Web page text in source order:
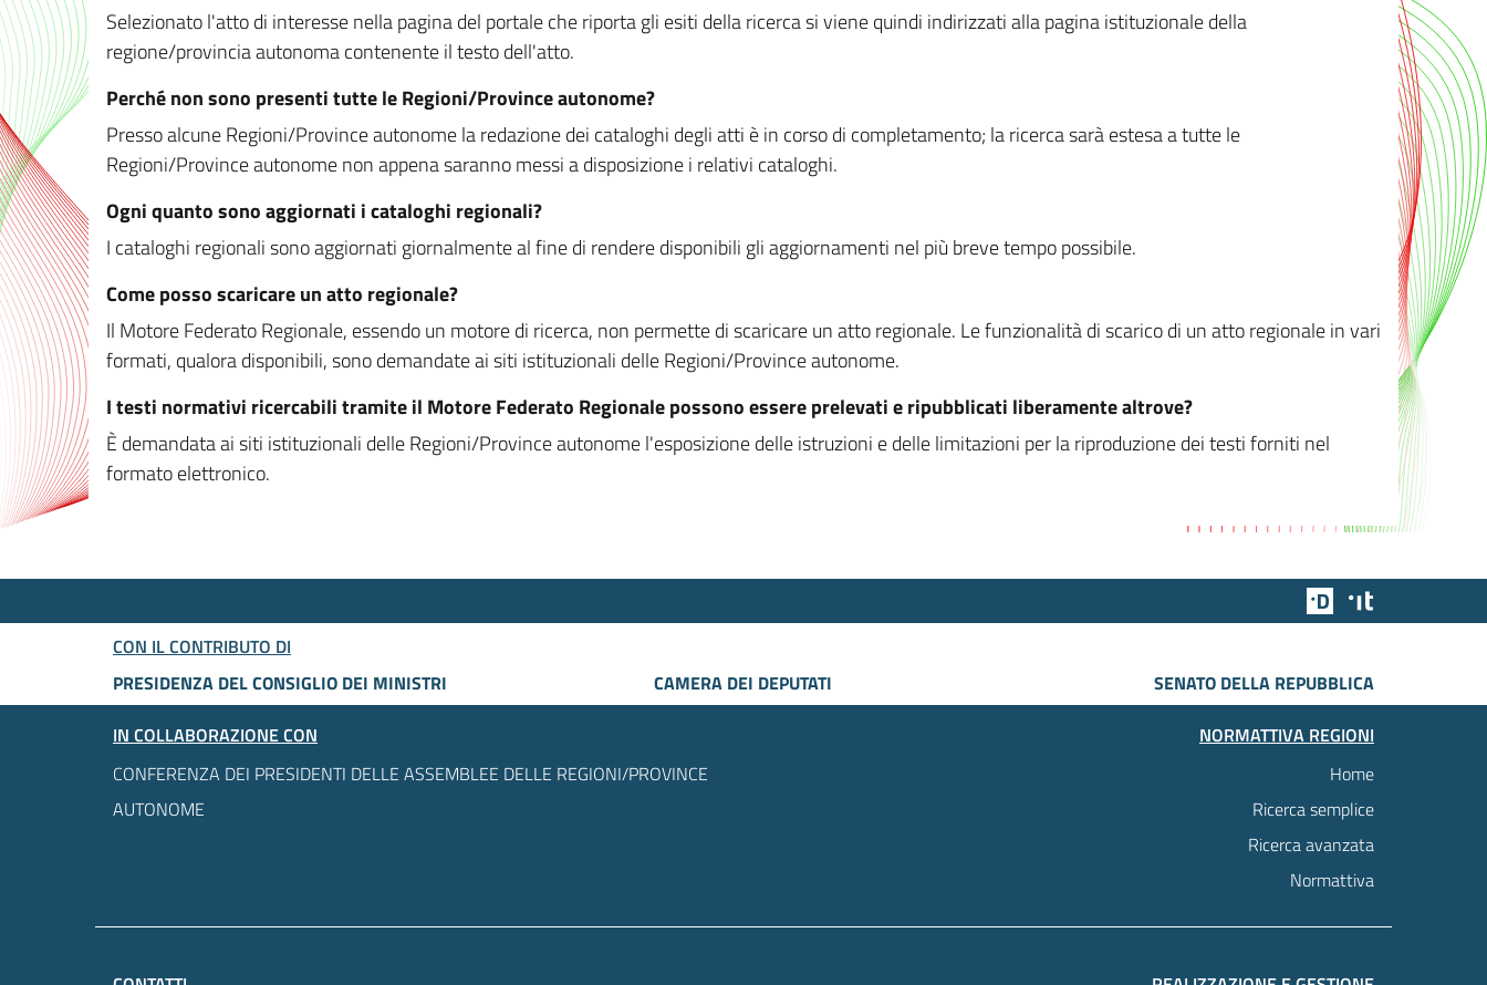
Selezionato l'atto di interesse nella pagina del portale che riporta gli esiti della ricerca si viene quindi indirizzati alla pagina istituzionale della
regione/provincia autonoma contenente il testo dell'atto.
Perché non sono presenti tutte le Regioni/Province autonome?
Presso alcune Regioni/Province autonome la redazione dei cataloghi degli atti è in corso di completamento; la ricerca sarà estesa a tutte le
Regioni/Province autonome non appena saranno messi a disposizione i relativi cataloghi.
Ogni quanto sono aggiornati i cataloghi regionali?
I cataloghi regionali sono aggiornati giornalmente al fine di rendere disponibili gli aggiornamenti nel più breve tempo possibile.
Come posso scaricare un atto regionale?
Il Motore Federato Regionale, essendo un motore di ricerca, non permette di scaricare un atto regionale. Le funzionalità di scarico di un atto regionale in vari
formati, qualora disponibili, sono demandate ai siti istituzionali delle Regioni/Province autonome.
I testi normativi ricercabili tramite il Motore Federato Regionale possono essere prelevati e ripubblicati liberamente altrove?
È demandata ai siti istituzionali delle Regioni/Province autonome l'esposizione delle istruzioni e delle limitazioni per la riproduzione dei testi forniti nel
formato elettronico.
Team Digitale
CON IL CONTRIBUTO DI
PRESIDENZA DEL CONSIGLIO DEI MINISTRI
CAMERA DEI DEPUTATI
SENATO DELLA REPUBBLICA
IN COLLABORAZIONE CON
CONFERENZA DEI PRESIDENTI DELLE ASSEMBLEE DELLE REGIONI/PROVINCE
AUTONOME
NORMATTIVA REGIONI
Home
Ricerca semplice
Ricerca avanzata
Normattiva